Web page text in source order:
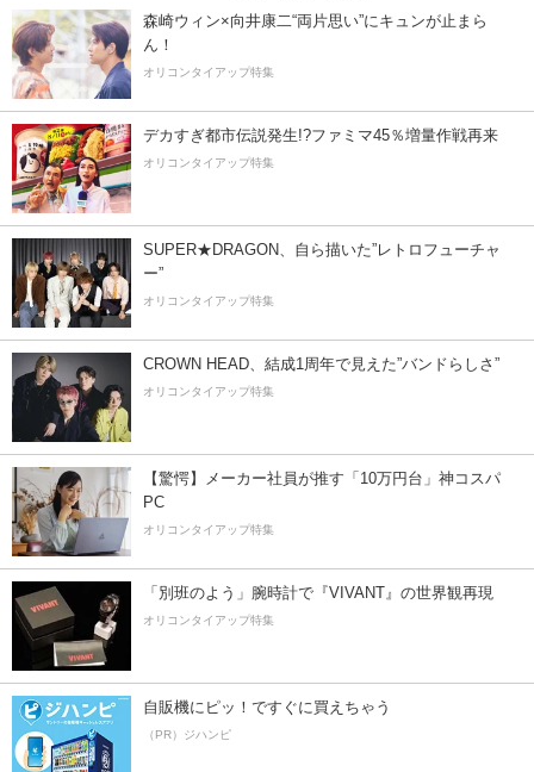
森崎ウィン×向井康二“両片思い”にキュンが止まら
ん！
オリコンタイアップ特集
デカすぎ都市伝説発生!?ファミマ45％増量作戦再来
オリコンタイアップ特集
SUPER★DRAGON、自ら描いた”レトロフューチャ
ー”
オリコンタイアップ特集
CROWN HEAD、結成1周年で見えた”バンドらしさ”
オリコンタイアップ特集
【驚愕】メーカー社員が推す「10万円台」神コスパ
PC
オリコンタイアップ特集
「別班のよう」腕時計で『VIVANT』の世界観再現
オリコンタイアップ特集
自販機にピッ！ですぐに買えちゃう
（PR）ジハンピ